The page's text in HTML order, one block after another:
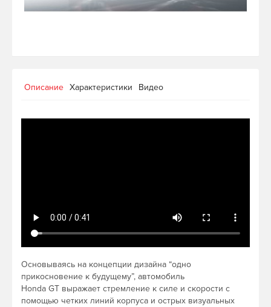
Описание Характеристики Видео
Основываясь на концепции дизайна “одно
прикосновение к будущему”, автомобиль
Honda GT выражает стремление к силе и скорости с
помощью четких линий корпуса и острых визуальных